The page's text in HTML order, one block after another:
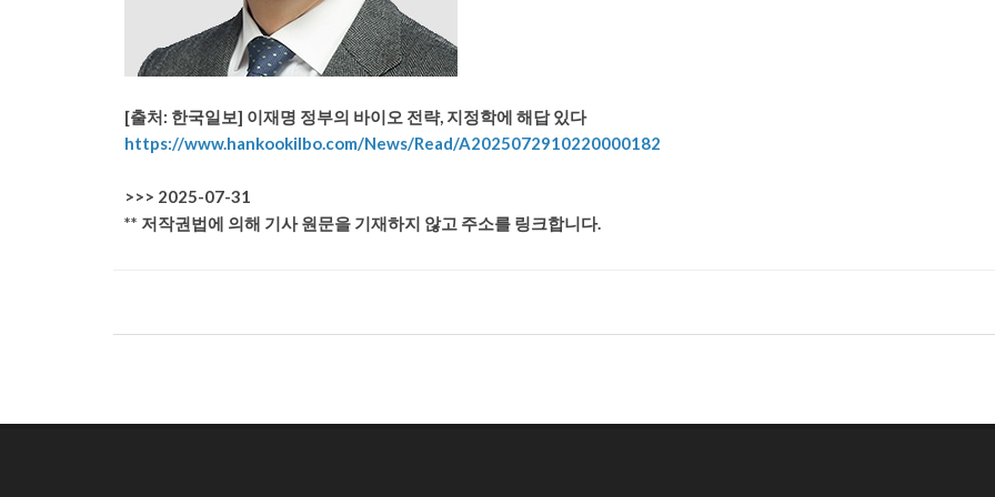
[출처: 한국일보] 이재명 정부의 바이오 전략, 지정학에 해답 있다
https://www.hankookilbo.com/News/Read/A2025072910220000182
>>> 2025-07-31
** 저작권법에 의해 기사 원문을 기재하지 않고 주소를 링크합니다.